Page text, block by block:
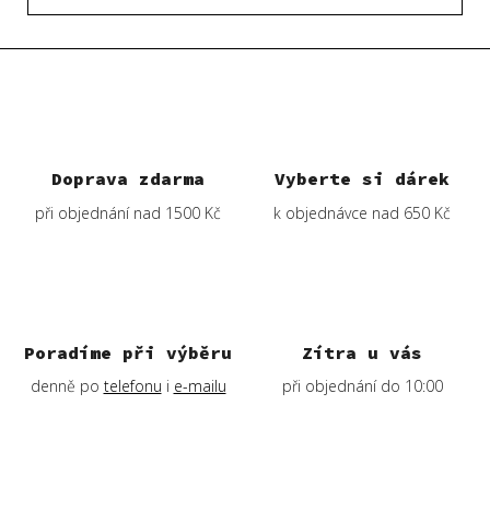
Doprava zdarma
při objednání nad 1500 Kč
Vyberte si dárek
k objednávce nad 650 Kč
Poradíme při výběru
denně po telefonu i e-mailu
Zítra u vás
při objednání do 10:00